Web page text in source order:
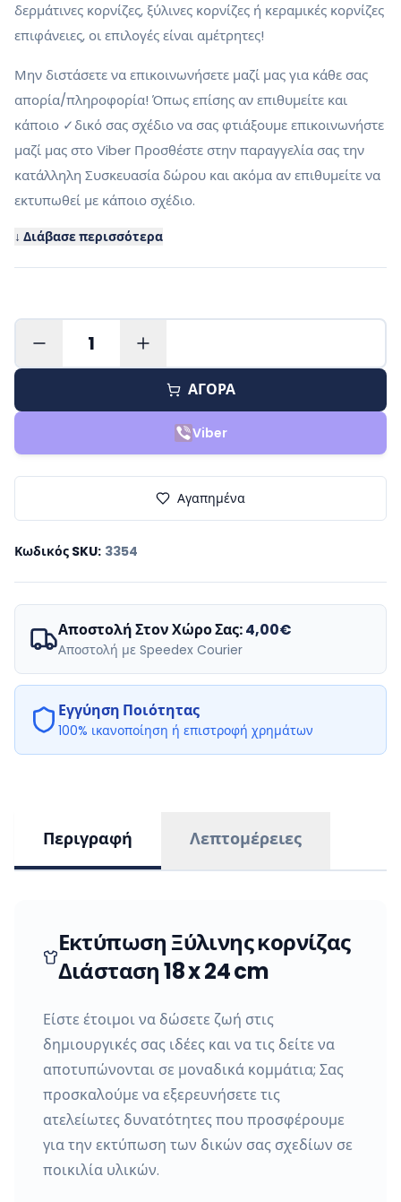
δερμάτινες κορνίζες, ξύλινες κορνίζες ή κεραμικές κορνίζες
επιφάνειες, οι επιλογές είναι αμέτρητες!
Μην διστάσετε να επικοινωνήσετε μαζί μας για κάθε σας
απορία/πληροφορία! Όπως επίσης αν επιθυμείτε και
κάποιο ✓δικό σας σχέδιο να σας φτιάξουμε επικοινωνήστε
μαζί μας στο Viber Προσθέστε στην παραγγελία σας την
κατάλληλη Συσκευασία δώρου και ακόμα αν επιθυμείτε να
εκτυπωθεί με κάποιο σχέδιο.
↓ Διάβασε περισσότερα
1
ΑΓΟΡΑ
Viber
Αγαπημένα
Κωδικός SKU: 3354
Αποστολή Στον Χώρο Σας:4,00€
Αποστολή με Speedex Courier
Εγγύηση Ποιότητας
100% ικανοποίηση ή επιστροφή χρημάτων
Περιγραφή Λεπτομέρειες
Εκτύπωση Ξύλινης κορνίζας
Διάσταση 18 x 24 cm
Είστε έτοιμοι να δώσετε ζωή στις
δημιουργικές σας ιδέες και να τις δείτε να
αποτυπώνονται σε μοναδικά κομμάτια; Σας
προσκαλούμε να εξερευνήσετε τις
ατελείωτες δυνατότητες που προσφέρουμε
για την εκτύπωση των δικών σας σχεδίων σε
ποικιλία υλικών.